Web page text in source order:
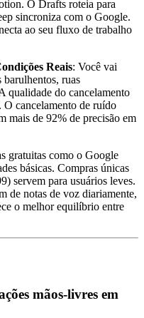
O Drafts roteia para
sincroniza com o Google.
ao seu fluxo de trabalho
Reais: Você vai
barulhentos, ruas
qualidade do cancelamento
cancelamento de ruído
mais de 92% de precisão em
gratuitas como o Google
básicas. Compras únicas
servem para usuários leves.
de notas de voz diariamente,
o melhor equilíbrio entre
mãos-livres em